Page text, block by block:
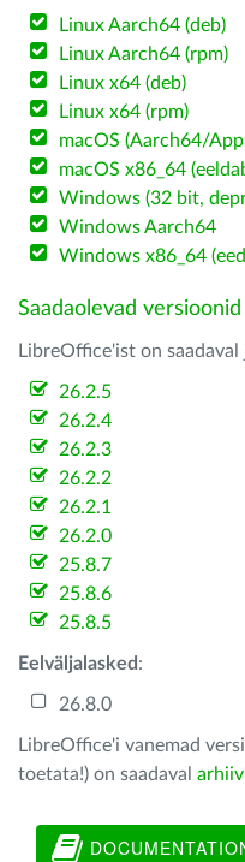
Linux Aarch64 (deb)
Linux Aarch64 (rpm)
Linux x64 (deb)
Linux x64 (rpm)
macOS (Aarch64/
macOS x86_64
Windows (32 bit,
Windows Aarch64
Windows x86_64
Saadaolevad versioonid
LibreOffice'ist on
26.2.5
26.2.4
26.2.3
26.2.2
26.2.1
26.2.0
25.8.7
25.8.6
25.8.5
Eelväljalasked :
26.8.0
LibreOffice'i vanemad
toetata!) on saadaval